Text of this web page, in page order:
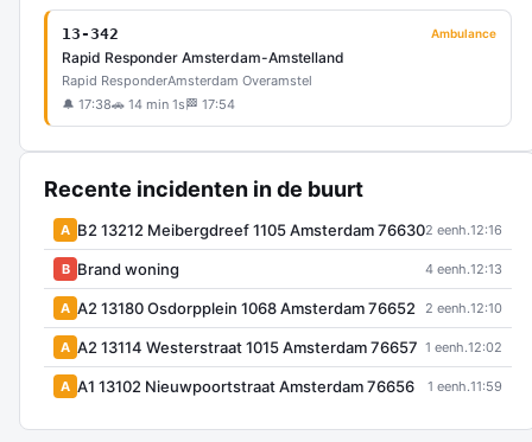
13-342 Ambulance
Rapid Responder Amsterdam-Amstelland
Rapid ResponderAmsterdam Overamstel
🔔 17:38🚗 14 min 1s 🏁 17:54
Recente incidenten in de buurt
A B2 13212 Meibergdreef 1105 Amsterdam 766302 eenh.12:16
B Brand woning 4 eenh.12:13
A A2 13180 Osdorpplein 1068 Amsterdam 76652 2 eenh.12:10
A A2 13114 Westerstraat 1015 Amsterdam 76657 1 eenh.12:02
A A1 13102 Nieuwpoortstraat Amsterdam 76656 1 eenh.11:59